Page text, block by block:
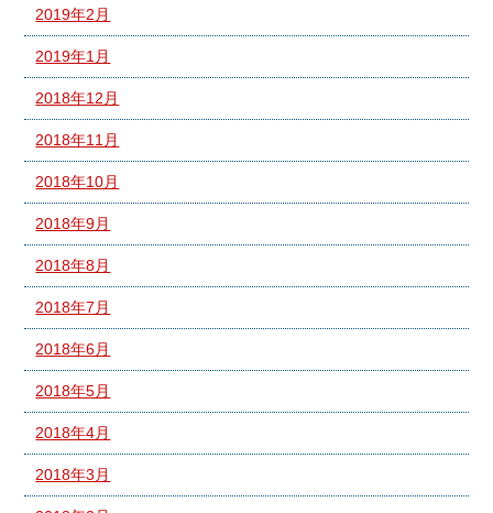
2019年2月
2019年1月
2018年12月
2018年11月
2018年10月
2018年9月
2018年8月
2018年7月
2018年6月
2018年5月
2018年4月
2018年3月